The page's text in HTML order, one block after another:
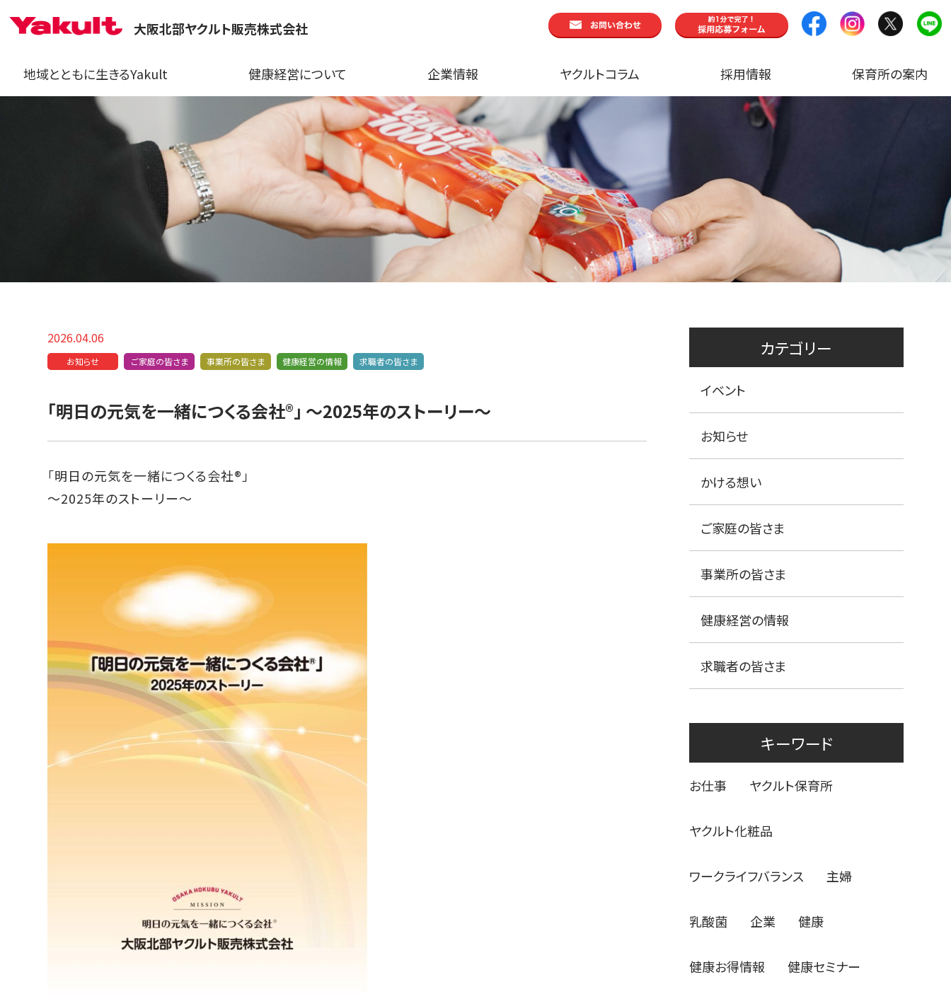
大阪北部ヤクルト販売株式会社
地域とともに生きるYakult 健康経営について 企業情報 ヤクルトコラム 採用情報 保育所の案内
2026.04.06
お知らせ ご家庭の皆さま 事業所の皆さま 健康経営の情報 求職者の皆さま
「明日の元気を一緒につくる会社®」 〜2025年のストーリー〜
「明日の元気を一緒につくる会社®」
〜2025年のストーリー〜
カテゴリー
イベント
お知らせ
かける想い
ご家庭の皆さま
事業所の皆さま
健康経営の情報
求職者の皆さま
キーワード
お仕事 ヤクルト保育所
ヤクルト化粧品
ワークライフバランス 主婦
乳酸菌 企業 健康
健康お得情報 健康セミナー